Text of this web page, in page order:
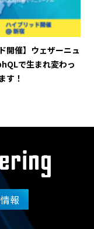
開催】ウェザーニュ
で生まれ変わっ
す！
報